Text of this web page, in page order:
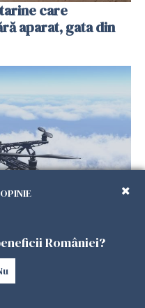
care
aparat, gata din
de un F-16
ilegal în spațiul
României?